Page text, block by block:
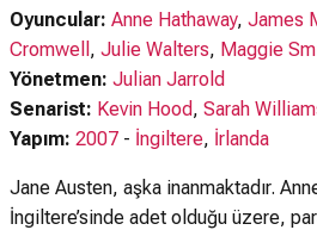
Oyuncular: Anne Hathaway, James
Cromwell , Julie Walters, Maggie
Yönetmen: Julian Jarrold
Senarist: Kevin Hood, Sarah
Yapım: 2007 - İngiltere, İrlanda
Jane Austen, aşka inanmaktadır.
İngiltere’sinde adet olduğu üzere,